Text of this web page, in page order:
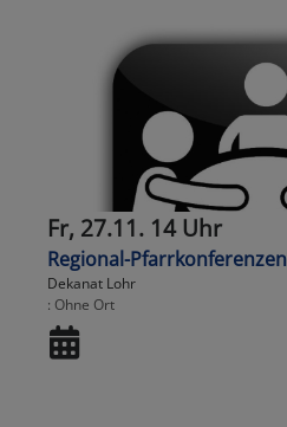
Fr, 27.11. 14 Uhr
Regional-Pfarrkonferenzen
Dekanat Lohr
Ohne Ort